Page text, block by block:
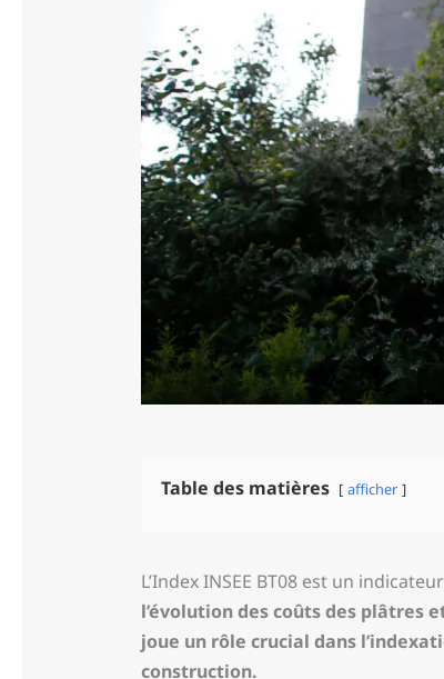
Table des matières afficher
L’Index INSEE BT08 est un
l’évolution des coûts des plâtres
joue un rôle crucial dans
construction.